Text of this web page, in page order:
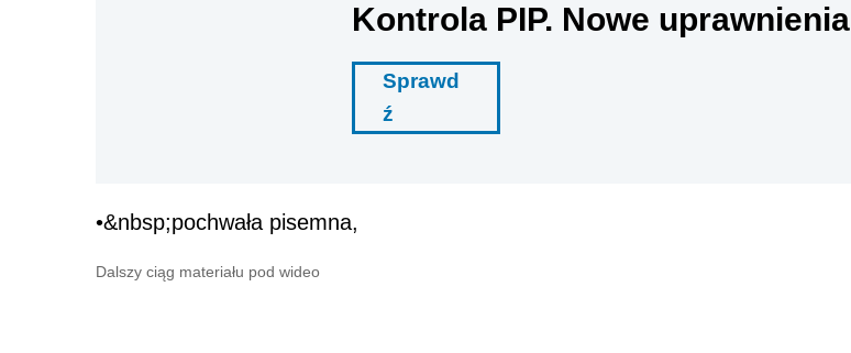
Kontrola PIP. Nowe uprawnienia
Sprawd
ź
•&nbsp;pochwała pisemna,
Dalszy ciąg materiału pod wideo